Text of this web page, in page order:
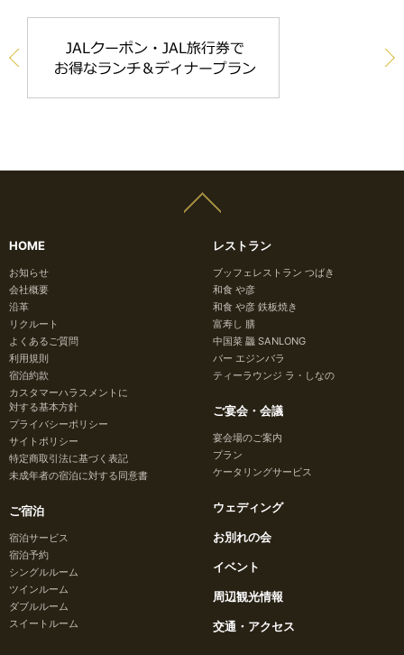
HOME
お知らせ
会社概要
沿革
リクルート
よくあるご質問
利用規則
宿泊約款
カスタマーハラスメントに
対する基本方針
プライバシーポリシー
サイトポリシー
特定商取引法に基づく表記
未成年者の宿泊に対する同意書
ご宿泊
宿泊サービス
宿泊予約
シングルルーム
ツインルーム
ダブルルーム
スイートルーム
レストラン
ブッフェレストラン つばき
和食 や彦
和食 や彦 鉄板焼き
富寿し 膳
中国菜 龘 SANLONG
バー エジンバラ
ティーラウンジ ラ・しなの
ご宴会・会議
宴会場のご案内
プラン
ケータリングサービス
ウェディング
お別れの会
イベント
周辺観光情報
交通・アクセス